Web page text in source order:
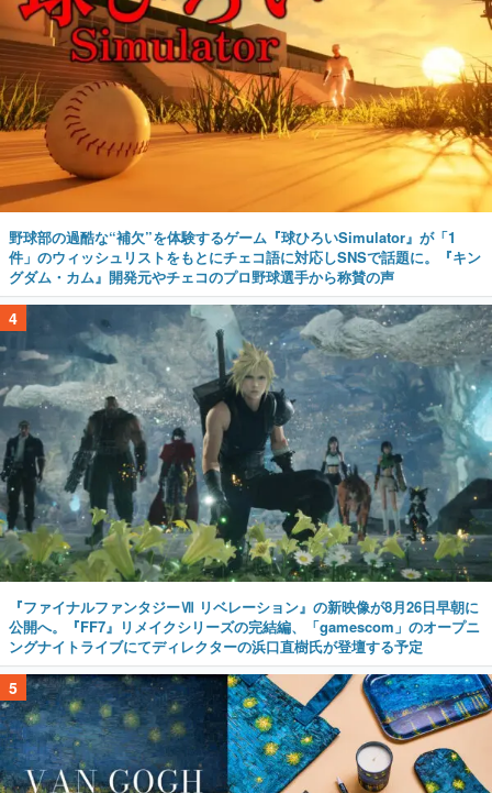
野球部の過酷な“補欠”を体験するゲーム『球ひろいSimulator』が「1
件」のウィッシュリストをもとにチェコ語に対応しSNSで話題に。『キン
グダム・カム』開発元やチェコのプロ野球選手から称賛の声
4
『ファイナルファンタジーⅦ リベレーション』の新映像が8月26日早朝に
公開へ。『FF7』リメイクシリーズの完結編、「gamescom」のオープニ
ングナイトライブにてディレクターの浜口直樹氏が登壇する予定
5